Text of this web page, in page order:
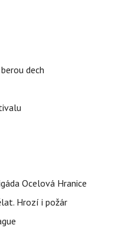
dech
Ocelová Hranice
Hrozí i požár